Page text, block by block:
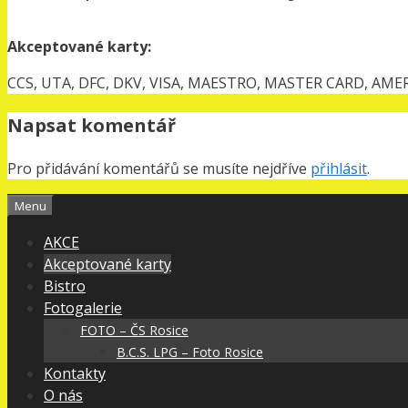
Akceptované karty:
CCS, UTA, DFC, DKV, VISA, MAESTRO, MASTER CARD,
Napsat komentář
Pro přidávání komentářů se musíte nejdříve přihlásit.
Menu
AKCE
Akceptované karty
Bistro
Fotogalerie
FOTO – ČS Rosice
B.C.S. LPG – Foto Rosice
Kontakty
O nás